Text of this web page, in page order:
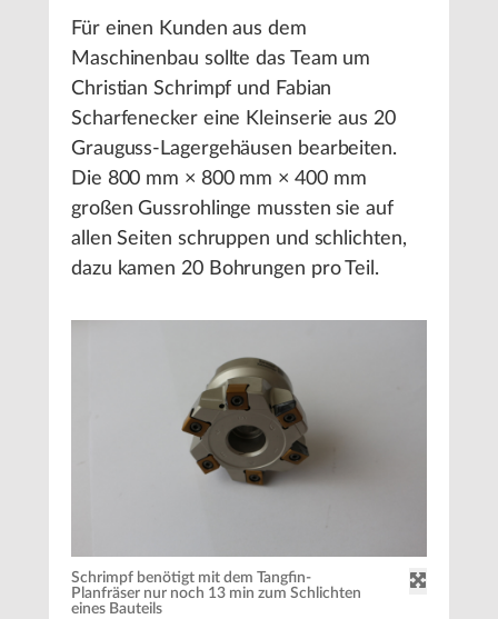
Für einen Kunden aus dem
Maschinenbau sollte das Team um
Christian Schrimpf und Fabian
Scharfenecker eine Kleinserie aus 20
Grauguss-Lagergehäusen bearbeiten.
Die 800 mm × 800 mm × 400 mm
großen Gussrohlinge mussten sie auf
allen Seiten schruppen und schlichten,
dazu kamen 20 Bohrungen pro Teil.
Schrimpf benötigt mit dem Tangfin-
Planfräser nur noch 13 min zum Schlichten
eines Bauteils